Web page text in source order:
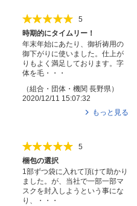
5
時期的にタイムリー！
年末年始にあたり、御祈祷用の
御下がりに使いました。仕上が
りもよく満足しております。字
体を毛・・・
（組合・団体・機関 長野県 ）
2020/12/11 15:07:32
もっと見る
5
梱包の選択
1部ずつ袋に入れて頂けて助かり
ました。が、当社で一部一部マ
スクを封入しようという事にな
り、・・・